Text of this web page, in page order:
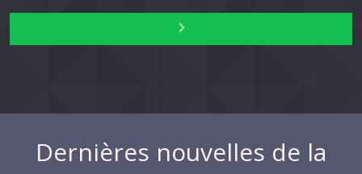
Dernières nouvelles de la